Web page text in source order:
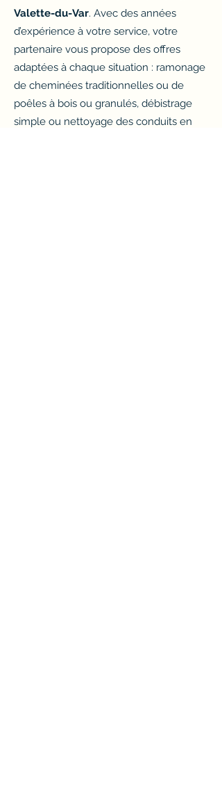
Valette-du-Var. Avec des années
d’expérience à votre service, votre
partenaire vous propose des offres
adaptées à chaque situation : ramonage
de cheminées traditionnelles ou de
poêles à bois ou granulés, débistrage
simple ou nettoyage des conduits en